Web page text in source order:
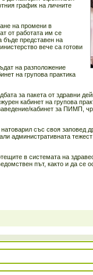
график на личните
на промени в
от работата им се
бъде представен на
вече са готови
на разположение
на групова практика
за пакета от здравни
кабинет на групова
кабинет за ПИМП,
със своя заповед
административната
в системата на
път, както и да се